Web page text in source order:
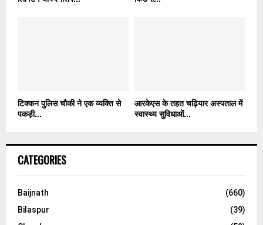
टिक्कन पुलिस चौकी ने एक व्यक्ति से
पकड़ी...
आरकेएस के तहत चढ़ियार अस्पताल में
स्वास्थ्य सुविधाओं...
CATEGORIES
Baijnath
(660)
Bilaspur
(39)